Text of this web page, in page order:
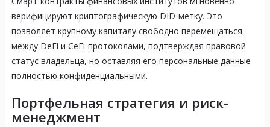
верифицируют криптографическую DID-метку. Это
позволяет крупному капиталу свободно перемещаться
между DeFi и CeFi-протоколами, подтверждая правовой
статус владельца, но оставляя его персональные данные
полностью конфиденциальными.
Портфельная стратегия и риск-
менеджмент